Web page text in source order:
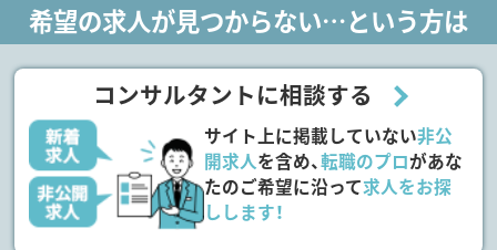
希望の求人が見つからない…という方は
コンサルタントに相談する
サイト上に掲載していない非公
開求人を含め、転職のプロがあな
たのご希望に沿って求人をお探
しします！